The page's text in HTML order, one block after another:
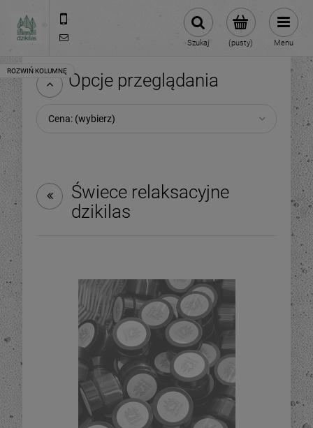
(pusty)
Szukaj Menu
Opcje przeglądania
Cena: (wybierz)
Świece relaksacyjne
dzikilas